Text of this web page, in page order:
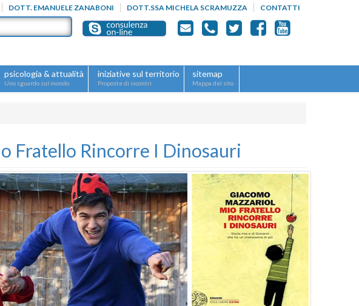
DOTT. EMANUELE ZANABONI DOTT.SSA MICHELA SCRAMUZZA CONTATTI
psicologia & attualità
Uno sguardo sul mondo
iniziative sul territorio
Proposte di incontri
sitemap
Mappa del sito
Fratello Rincorre I Dinosauri